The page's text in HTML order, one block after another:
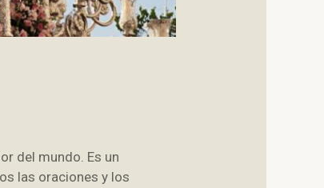
del mundo. Es un
las oraciones y los